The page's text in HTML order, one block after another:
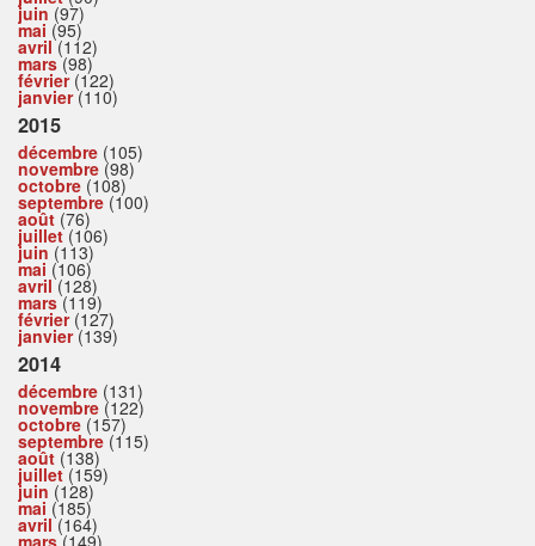
juin (97)
mai (95)
avril(112)
mars(98)
février(122)
janvier(110)
2015
décembre (105)
novembre (98)
octobre (108)
septembre (100)
août (76)
juillet(106)
juin (113)
mai (106)
avril(128)
mars(119)
février(127)
janvier(139)
2014
décembre (131)
novembre (122)
octobre (157)
septembre (115)
août (138)
juillet(159)
juin (128)
mai (185)
avril(164)
mars(149)